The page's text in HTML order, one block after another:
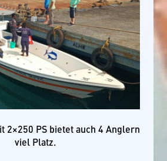
2×250 PS bietet auch 4 Anglern
viel Platz.